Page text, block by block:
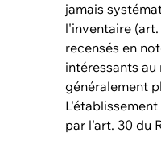
jamais
l'inventaire
recensés en
intéressants au
généralement
par l'art. 30 du